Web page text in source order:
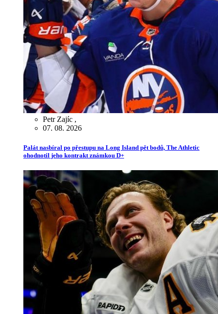
Petr Zajíc ,
07. 08. 2026
Palát nasbíral po přestupu na Long Island pět bodů, The Athletic
ohodnotil jeho kontrakt známkou D+